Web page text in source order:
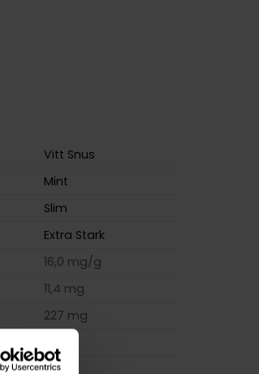
Vitt Snus
Mint
Slim
Extra Stark
16,0 mg/g
11,4 mg
227 mg
20